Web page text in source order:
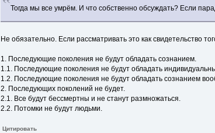
Тогда мы все умрём. И что собственно обсуждать? Если
Не обязательно. Если рассматривать это как свидетельство
1. Последующие поколения не будут обладать сознанием.
1.1. Последующие поколения не будут обладать
1.2. Последующие поколения не будут обладать сознанием
2. Последующих поколений не будет.
2.1. Все будут бессмертны и не станут размножаться.
2.2. Потомки не будут людьми.
Цитировать